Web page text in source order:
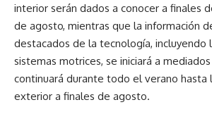
interior serán dados a conocer a finales
de agosto, mientras que la información
destacados de la tecnología, incluyendo
sistemas motrices, se iniciará a
continuará durante todo el verano hasta
exterior a finales de agosto.